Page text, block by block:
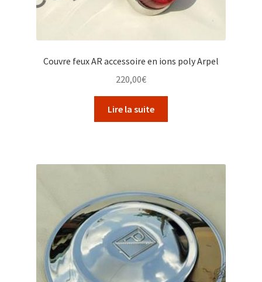
Couvre feux AR accessoire en ions poly Arpel
220,00€
Lire la suite